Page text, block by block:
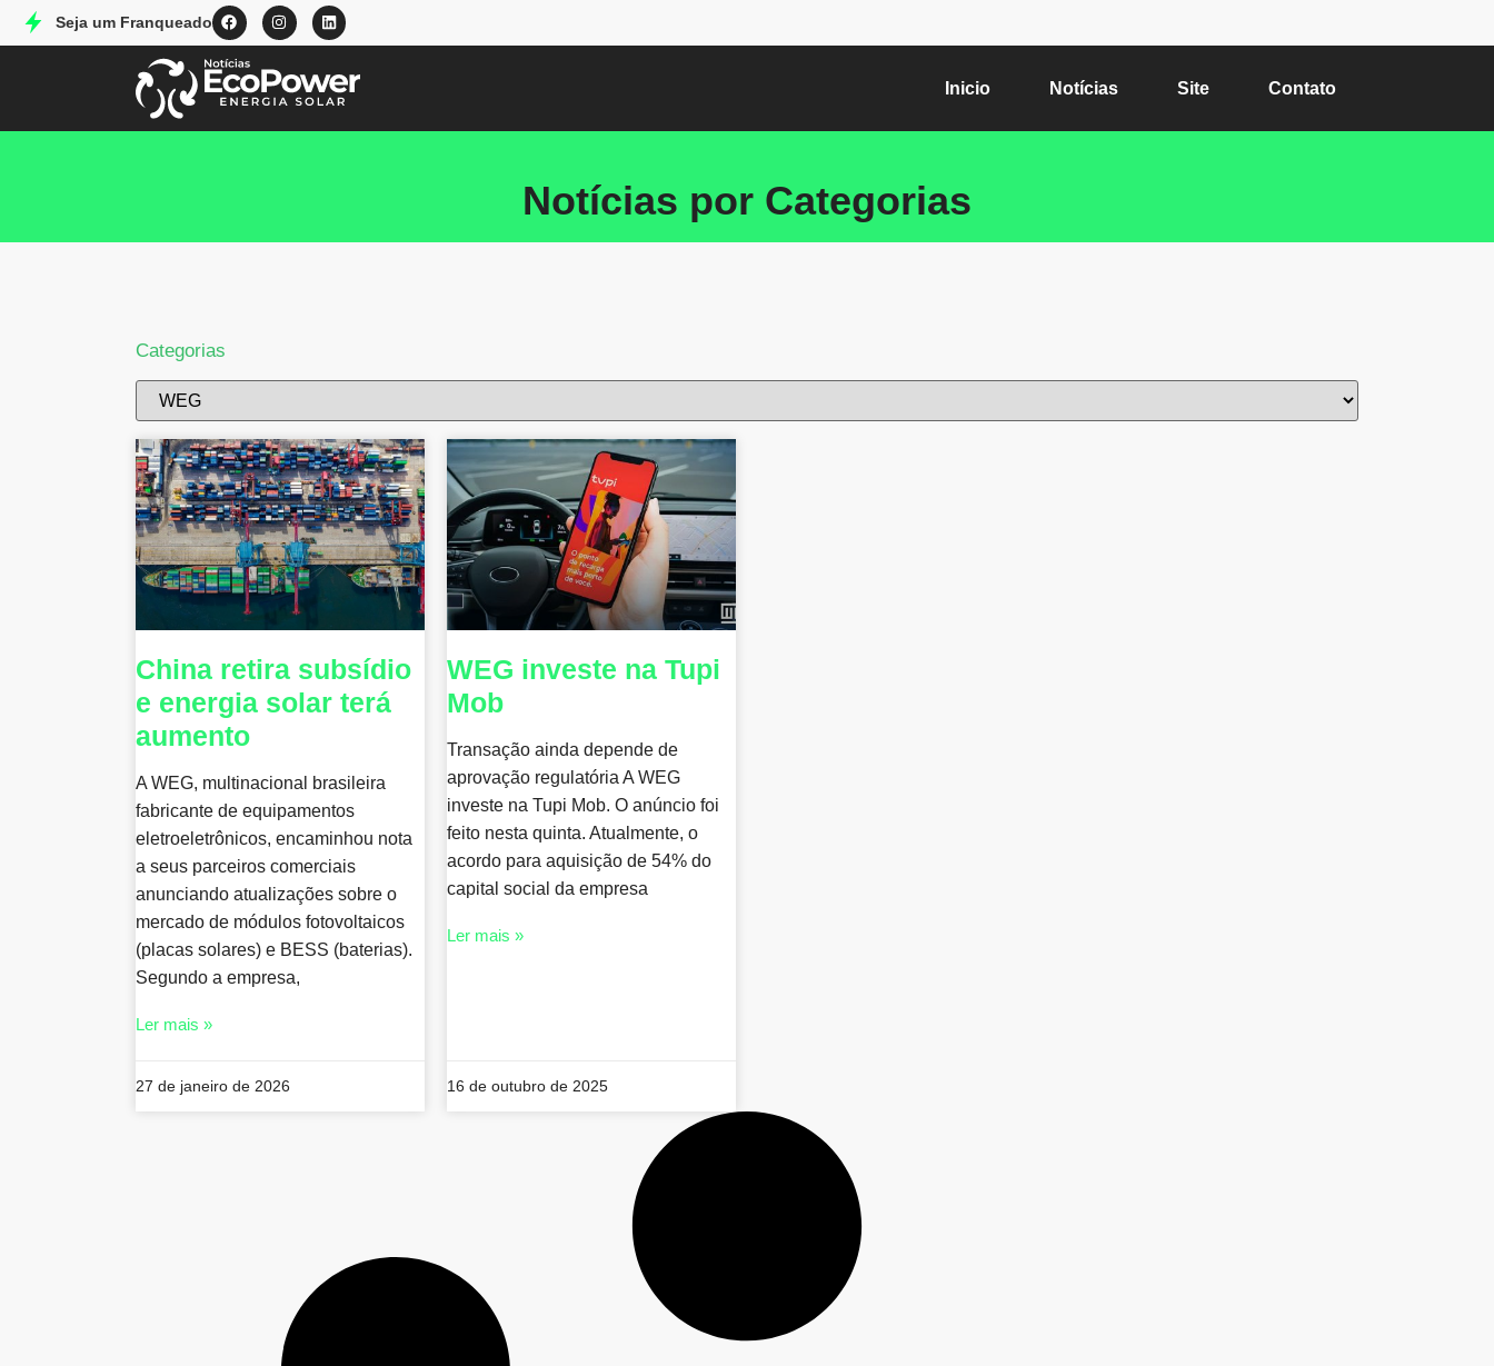
Seja um Franqueado
Inicio Notícias Site Contato
Notícias por Categorias
China retira subsídio
e energia solar terá
aumento
A WEG, multinacional brasileira
fabricante de equipamentos
eletroeletrônicos, encaminhou nota
a seus parceiros comerciais
anunciando atualizações sobre o
mercado de módulos fotovoltaicos
(placas solares) e BESS (baterias).
Segundo a empresa,
Ler mais »
27 de janeiro de 2026
WEG investe na Tupi
Mob
Transação ainda depende de
aprovação regulatória A WEG
investe na Tupi Mob. O anúncio foi
feito nesta quinta. Atualmente, o
acordo para aquisição de 54% do
capital social da empresa
Ler mais »
16 de outubro de 2025
Categorias